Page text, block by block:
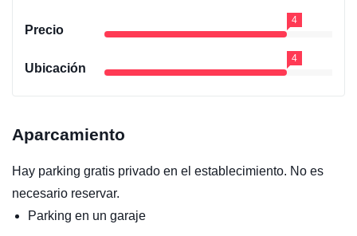
Precio
4
Ubicación
4
Aparcamiento
Hay parking gratis privado en el establecimiento. No es
necesario reservar.
Parking en un garaje